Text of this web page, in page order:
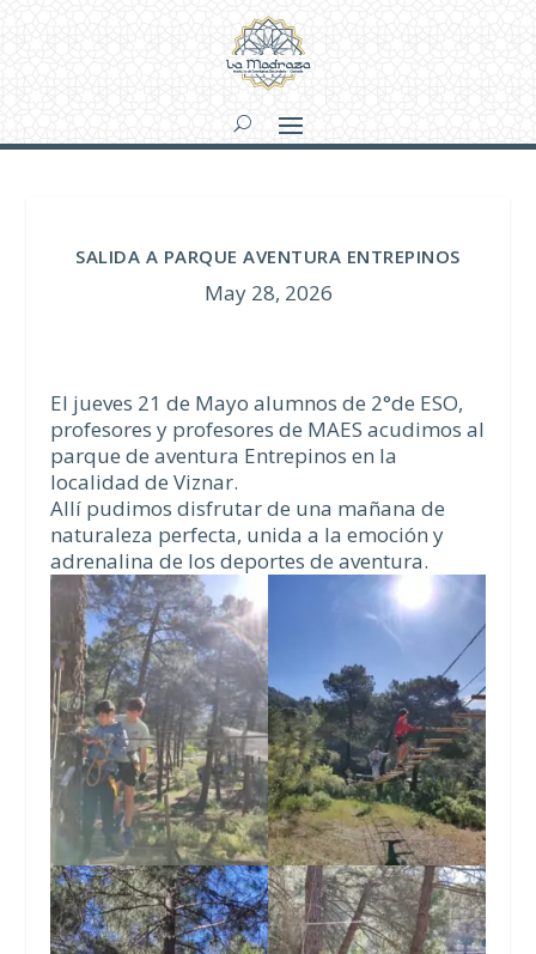
SALIDA A PARQUE AVENTURA ENTREPINOS
May 28, 2026
El jueves 21 de Mayo alumnos de 2°de ESO,
profesores y profesores de MAES acudimos al
parque de aventura Entrepinos en la
localidad de Viznar.
Allí pudimos disfrutar de una mañana de
naturaleza perfecta, unida a la emoción y
adrenalina de los deportes de aventura.